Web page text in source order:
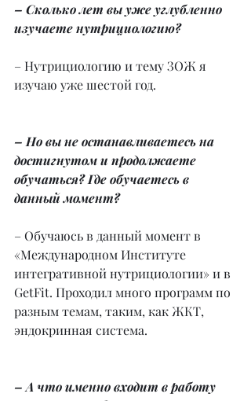
– Сколько лет вы уже углубленно
изучаете нутрициологию?
– Нутрициологию и тему ЗОЖ я
изучаю уже шестой год.
– Но вы не останавливаетесь на
достигнутом и продолжаете
обучаться? Где обучаетесь в
данный момент?
– Обучаюсь в данный момент в
«Международном Институте
интегративной нутрициологии» и в
GetFit. Проходил много программ по
разным темам, таким, как ЖКТ,
эндокринная система.
– А что именно входит в работу